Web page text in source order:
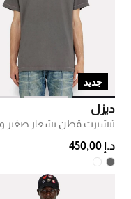
جديد
ديزل
د.إ 450,00